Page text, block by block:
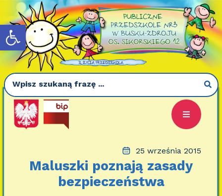
Otwórz pasek narzędzi
25 września 2015
Maluszki poznają zasady
bezpieczeństwa